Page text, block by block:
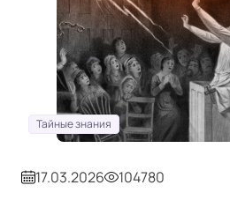
Тайные знания
17.03.2026 104780